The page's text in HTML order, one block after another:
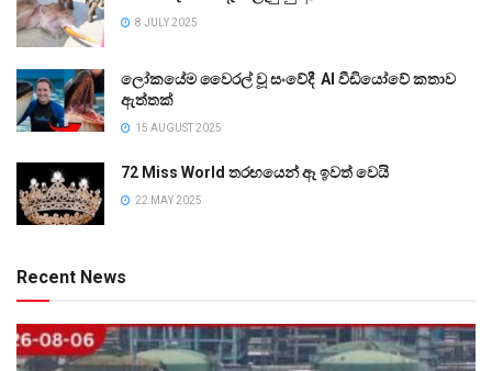
8 JULY 2025
ලෝකයේම වෛරල් වූ සංවේදී AI වීඩියෝවේ කතාව
ඇත්තක්
15 AUGUST 2025
72 Miss World තරඟයෙන් ඈ ඉවත් වෙයි
22 MAY 2025
Recent News